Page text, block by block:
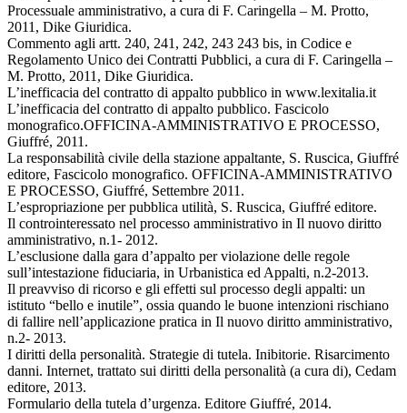
Processuale amministrativo, a cura di F. Caringella – M. Protto,
2011, Dike Giuridica.
Commento agli artt. 240, 241, 242, 243 243 bis, in Codice e
Regolamento Unico dei Contratti Pubblici, a cura di F. Caringella –
M. Protto, 2011, Dike Giuridica.
L’inefficacia del contratto di appalto pubblico in www.lexitalia.it
L’inefficacia del contratto di appalto pubblico. Fascicolo
monografico.OFFICINA-AMMINISTRATIVO E PROCESSO,
Giuffré, 2011.
La responsabilità civile della stazione appaltante, S. Ruscica, Giuffré
editore, Fascicolo monografico. OFFICINA-AMMINISTRATIVO
E PROCESSO, Giuffré, Settembre 2011.
L’espropriazione per pubblica utilità, S. Ruscica, Giuffré editore.
Il controinteressato nel processo amministrativo in Il nuovo diritto
amministrativo, n.1- 2012.
L’esclusione dalla gara d’appalto per violazione delle regole
sull’intestazione fiduciaria, in Urbanistica ed Appalti, n.2-2013.
Il preavviso di ricorso e gli effetti sul processo degli appalti: un
istituto “bello e inutile”, ossia quando le buone intenzioni rischiano
di fallire nell’applicazione pratica in Il nuovo diritto amministrativo,
n.2- 2013.
I diritti della personalità. Strategie di tutela. Inibitorie. Risarcimento
danni. Internet, trattato sui diritti della personalità (a cura di), Cedam
editore, 2013.
Formulario della tutela d’urgenza. Editore Giuffré, 2014.